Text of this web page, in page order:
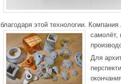
благодаря этой технологии.
самолёт,
Для